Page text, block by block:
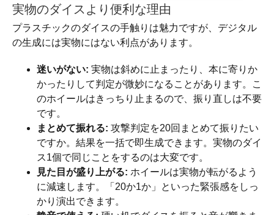
実物のダイスより便利な理由
プラスチックのダイスの手触りは魅力ですが、デジタル
の生成には実物にはない利点があります。
迷いがない: 実物は斜めに止まったり、本に寄りか
かったりして判定が微妙になることがあります。こ
のホイールはきっちり止まるので、振り直しは不要
です。
まとめて振れる: 攻撃判定を20回まとめて振りたい
ですか。結果を一括で即生成できます。実物のダイ
ス1個で同じことをするのは大変です。
見た目が盛り上がる: ホイールは実物が転がるよう
に減速します。「20か1か」といった緊張感をしっ
かり演出できます。